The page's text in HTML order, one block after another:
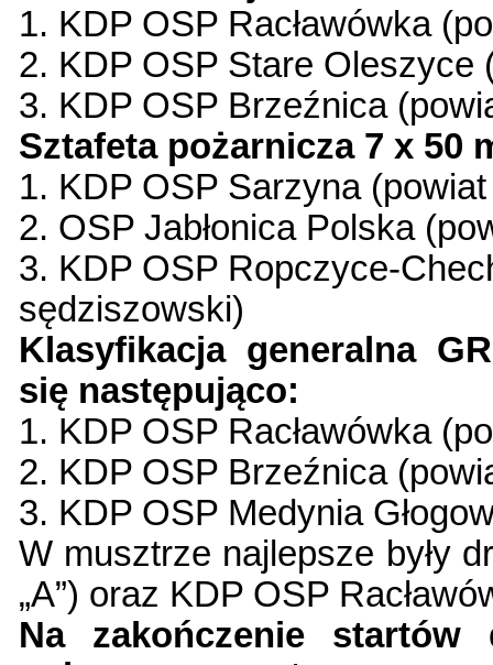
1. KDP OSP Racławówka
2. KDP OSP Stare Oleszyce
3. KDP OSP Brzeźnica
Sztafeta pożarnicza 7 x 50
1. KDP OSP Sarzyna
2. OSP Jabłonica Polska
3. KDP OSP Ropczyce-
sędziszowski)
Klasyfikacja generalna
się następująco:
1. KDP OSP Racławówka
2. KDP OSP Brzeźnica
3. KDP OSP Medynia
W musztrze najlepsze były
„A”) oraz KDP OSP
Na zakończenie startów